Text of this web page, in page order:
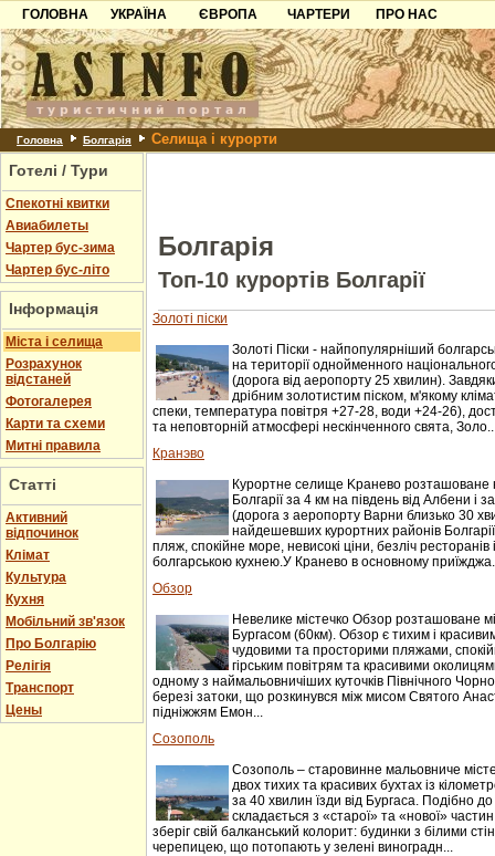
ГОЛОВНА
УКРАЇНА
Карпати
Азов
Причорноморря
Шацьк
ЄВРОПА
Чорногорія
Хорватія
Болгарія
Албанія
ЧАРТЕРИ
ПРО НАС
Контакти
Партнерам
Додати готель
Головна Болгарія Селища і курорти
Готелі / Тури
Спекотні квитки
Авиабилеты
Чартер бус-зима
Чартер бус-літо
Інформація
Міста і селища
Розрахунок
відстаней
Фотогалерея
Карти та схеми
Митні правила
Статті
Активний
відпочинок
Клімат
Культура
Кухня
Мобільний зв'язок
Про Болгарію
Релігія
Транспорт
Цены
Болгарія
Топ-10 курортів Болгарії
Золоті піски
Золоті Піски - найпопулярніший
на території однойменного
(дорога від аеропорту 25 хвилин).
дрібним золотистим піском, м'якому
спеки, температура повітря +27-28, води +24-26),
та неповторній атмосфері нескінченного свята,
Кранэво
Курортне селище Kранево розташоване
Болгарії за 4 км на південь від Албени і
(дорога з аеропорту Варни близько 30
найдешевших курортних районів
пляж, спокійне море, невисокі ціни, безліч
болгарською кухнею.У Кранево в основному
Обзор
Невелике містечко Обзор розташоване
Бургасом (60км). Обзор є тихим і
чудовими та просторими пляжами,
гірським повітрям та красивими
одному з наймальовничіших куточків Північного
березі затоки, що розкинувся між мисом Святого
підніжжям Емон...
Созополь
Созополь – старовинне мальовниче
двох тихих та красивих бухтах із
за 40 хвилин їзди від Бургаса. Подібно
складається з «старої» та «нової»
зберіг свій балканський колорит: будинки з білими
черепицею, що потопають у зелені виноградн...